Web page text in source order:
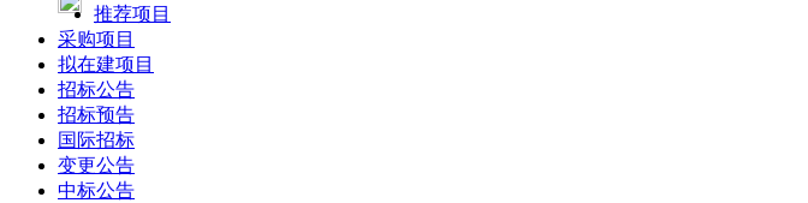
推荐项目
采购项目
拟在建项目
招标公告
招标预告
国际招标
变更公告
中标公告